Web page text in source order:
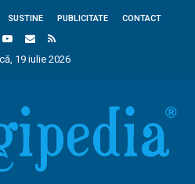
SUSTINE PUBLICITATE CONTACT
19 iulie 2026